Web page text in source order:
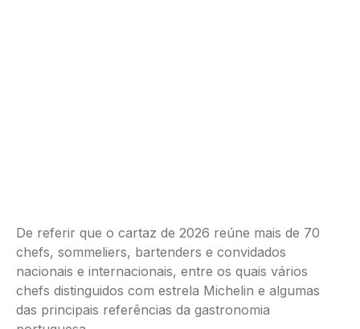
De referir que o cartaz de 2026 reúne mais de 70
chefs, sommeliers, bartenders e convidados
nacionais e internacionais, entre os quais vários
chefs distinguidos com estrela Michelin e algumas
das principais referências da gastronomia